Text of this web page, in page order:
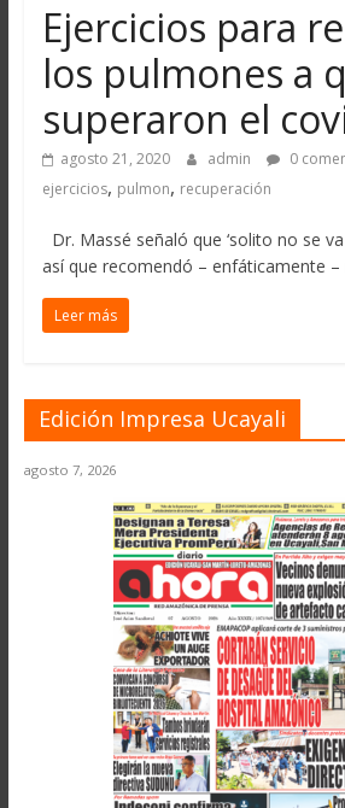
Ejercicios para
los pulmones a
superaron el
agosto 21, 2020 admin 0
ejercicios, pulmon, recuperación
Dr. Massé señaló que ‘solito no se
así que recomendó – enfáticamente –
Leer más
Edición Impresa Ucayali
agosto 7, 2026